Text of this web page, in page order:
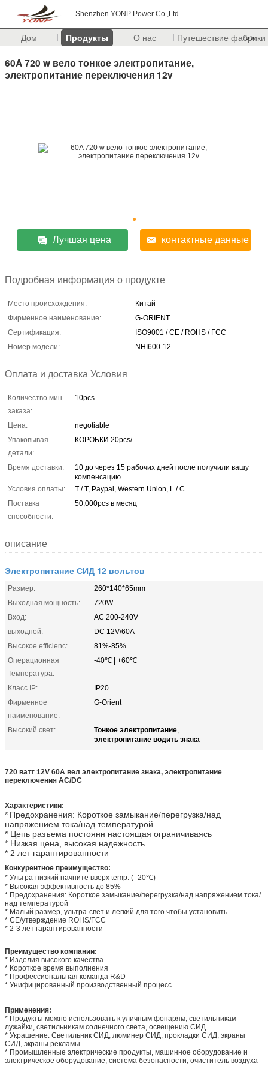
Shenzhen YONP Power Co.,Ltd
Дом Продукты О нас Путешествие фабрики
>>
60A 720 w вело тонкое электропитание,
электропитание переключения 12v
Лучшая цена контактные данные
Подробная информация о продукте
Место происхождения:
Китай
Фирменное наименование:
G-ORIENT
Сертификация:
ISO9001 / CE / ROHS / FCC
Номер модели:
NHI600-12
Оплата и доставка Условия
Количество мин
заказа:
10pcs
Цена:
negotiable
Упаковывая
детали:
КОРОБКИ 20pcs/
Время доставки:
10 до через 15 рабочих дней после получили вашу
компенсацию
Условия оплаты:
T / T, Paypal, Western Union, L / C
Поставка
способности:
50,000pcs в месяц
описание
Электропитание СИД 12 вольтов
Размер:
260*140*65mm
Выходная мощность:
720W
Вход:
AC 200-240V
выходной:
DC 12V/60A
Высокое efficienc:
81%-85%
Операционная
Температура:
-40℃ | +60℃
Класс IP:
IP20
Фирменное
наименование:
G-Orient
Высокий свет: Тонкое электропитание,
электропитание водить знака
720 ватт 12V 60A вел электропитание знака, электропитание
переключения AC/DC
Характеристики:
* Предохранения: Короткое замыкание/перегрузка/над
напряжением тока/над температурой
* Цепь разъема постоянн настоящая ограничиваясь
* Низкая цена, высокая надежность
* 2 лет гарантированности
Конкурентное преимущество:
* Ультра-низкий начните вверх temp. (- 20℃)
* Высокая эффективность до 85%
* Предохранения: Короткое замыкание/перегрузка/над напряжением тока/
над температурой
* Малый размер, ультра-свет и легкий для того чтобы установить
* CE/утверждение ROHS/FCC
* 2-3 лет гарантированности
Преимущество компании:
* Изделия высокого качества
* Короткое время выполнения
* Профессиональная команда R&D
* Унифицированный производственный процесс
Применения:
* Продукты можно использовать к уличным фонарям, светильникам
лужайки, светильникам солнечного света, освещению СИД
* Украшение: Светильник СИД, люминер СИД, прокладки СИД, экраны
СИД, экраны рекламы
* Промышленные электрические продукты, машинное оборудование и
электрическое оборудование, система безопасности, очиститель воздуха